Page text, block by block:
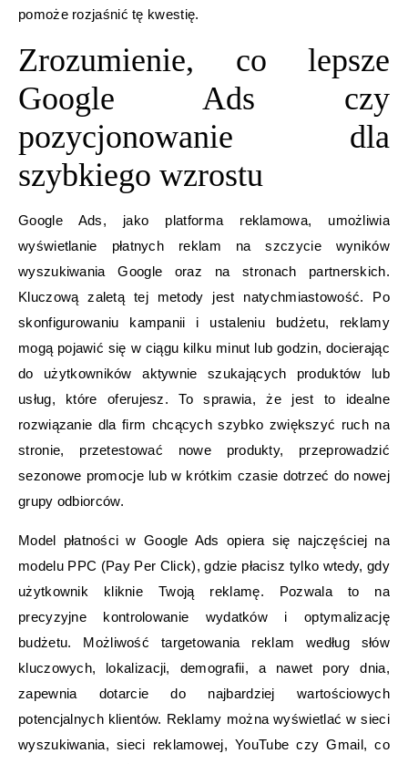
pomoże rozjaśnić tę kwestię.
Zrozumienie, co lepsze
Google Ads czy
pozycjonowanie dla
szybkiego wzrostu
Google Ads, jako platforma reklamowa, umożliwia
wyświetlanie płatnych reklam na szczycie wyników
wyszukiwania Google oraz na stronach partnerskich.
Kluczową zaletą tej metody jest natychmiastowość. Po
skonfigurowaniu kampanii i ustaleniu budżetu, reklamy
mogą pojawić się w ciągu kilku minut lub godzin, docierając
do użytkowników aktywnie szukających produktów lub
usług, które oferujesz. To sprawia, że jest to idealne
rozwiązanie dla firm chcących szybko zwiększyć ruch na
stronie, przetestować nowe produkty, przeprowadzić
sezonowe promocje lub w krótkim czasie dotrzeć do nowej
grupy odbiorców.
Model płatności w Google Ads opiera się najczęściej na
modelu PPC (Pay Per Click), gdzie płacisz tylko wtedy, gdy
użytkownik kliknie Twoją reklamę. Pozwala to na
precyzyjne kontrolowanie wydatków i optymalizację
budżetu. Możliwość targetowania reklam według słów
kluczowych, lokalizacji, demografii, a nawet pory dnia,
zapewnia dotarcie do najbardziej wartościowych
potencjalnych klientów. Reklamy można wyświetlać w sieci
wyszukiwania, sieci reklamowej, YouTube czy Gmail, co